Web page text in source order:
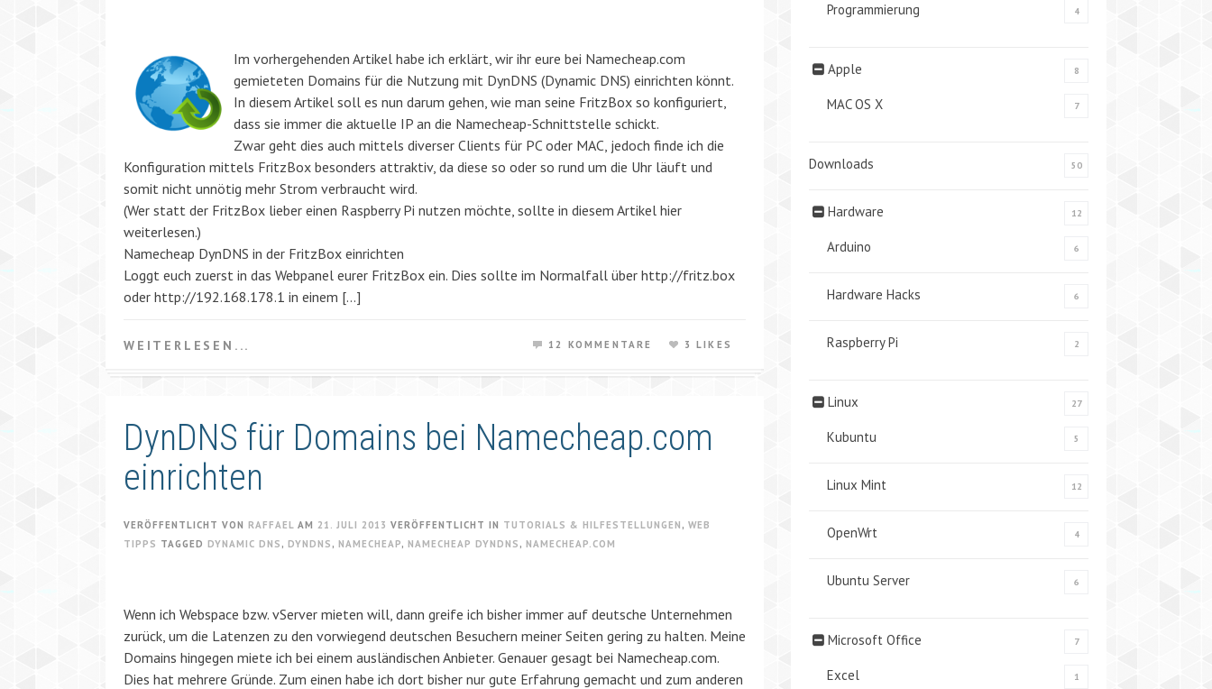
Im vorhergehenden Artikel habe ich erklärt, wir ihr eure bei Namecheap.com
gemieteten Domains für die Nutzung mit DynDNS (Dynamic DNS) einrichten könnt.
In diesem Artikel soll es nun darum gehen, wie man seine FritzBox so konfiguriert,
dass sie immer die aktuelle IP an die Namecheap-Schnittstelle schickt.
Zwar geht dies auch mittels diverser Clients für PC oder MAC, jedoch finde ich die
Konfiguration mittels FritzBox besonders attraktiv, da diese so oder so rund um die Uhr läuft und
somit nicht unnötig mehr Strom verbraucht wird.
(Wer statt der FritzBox lieber einen Raspberry Pi nutzen möchte, sollte in diesem Artikel hier
weiterlesen.)
Namecheap DynDNS in der FritzBox einrichten
Loggt euch zuerst in das Webpanel eurer FritzBox ein. Dies sollte im Normalfall über http://fritz.box
oder http://192.168.178.1 in einem […]
WEITERLESEN... 12 KOMMENTARE 3 LIKES
DynDNS für Domains bei Namecheap.com
einrichten
VERÖFFENTLICHT VON RAFFAEL AM 21. JULI 2013 VERÖFFENTLICHT IN TUTORIALS & HILFESTELLUNGEN , WEB
TIPPS TAGGED DYNAMIC DNS , DYNDNS , NAMECHEAP, NAMECHEAP DYNDNS , NAMECHEAP.COM
Wenn ich Webspace bzw. vServer mieten will, dann greife ich bisher immer auf deutsche Unternehmen
zurück, um die Latenzen zu den vorwiegend deutschen Besuchern meiner Seiten gering zu halten. Meine
Domains hingegen miete ich bei einem ausländischen Anbieter. Genauer gesagt bei Namecheap.com.
Dies hat mehrere Gründe. Zum einen habe ich dort bisher nur gute Erfahrung gemacht und zum anderen
Programmierung 4
Apple 8
MAC OS X 7
Downloads 50
Hardware 12
Arduino 6
Hardware Hacks 6
Raspberry Pi 2
Linux 27
Kubuntu 5
Linux Mint 12
OpenWrt 4
Ubuntu Server 6
Microsoft Office 7
Excel 1